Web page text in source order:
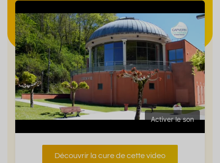
Activer le son
Découvrir la cure de cette video